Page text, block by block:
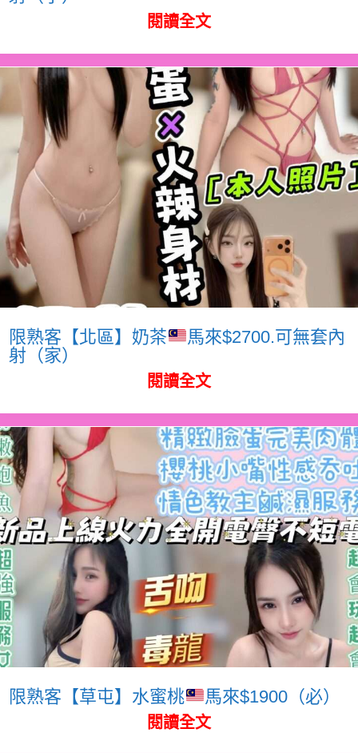
閱讀全文
限熟客【北區】奶茶
馬來$2700.可無套內
射（家）
閱讀全文
限熟客【草屯】水蜜桃 馬來$1900（必）
閱讀全文